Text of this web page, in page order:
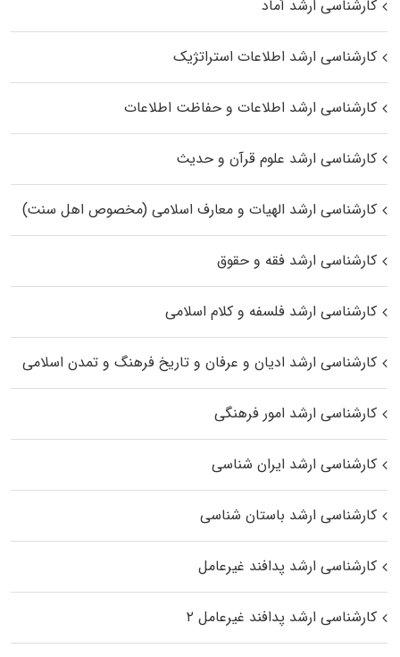
کارشناسی ارشد آماد
کارشناسی ارشد اطلاعات استراتژیک
کارشناسی ارشد اطلاعات و حفاظت اطلاعات
کارشناسی ارشد علوم قرآن و حدیث
کارشناسی ارشد الهیات و معارف اسلامی (مخصوص اهل سنت)
کارشناسی ارشد فقه و حقوق
کارشناسی ارشد فلسفه و کلام اسلامی
کارشناسی ارشد ادیان و عرفان و تاریخ فرهنگ و تمدن اسلامی
کارشناسی ارشد امور فرهنگی
کارشناسی ارشد ایران شناسی
کارشناسی ارشد باستان شناسی
کارشناسی ارشد پدافند غیرعامل
کارشناسی ارشد پدافند غیرعامل ۲